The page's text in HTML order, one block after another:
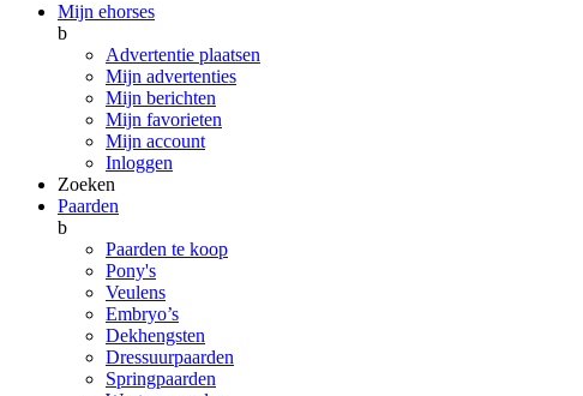
Mijn ehorses
b
Advertentie plaatsen
Mijn advertenties
Mijn berichten
Mijn favorieten
Mijn account
Inloggen
Zoeken
Paarden
b
Paarden te koop
Pony's
Veulens
Embryo’s
Dekhengsten
Dressuurpaarden
Springpaarden